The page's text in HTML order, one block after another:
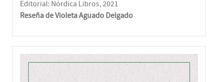
Editorial: Nórdica Libros, 2021
Reseña de Violeta Aguado Delgado